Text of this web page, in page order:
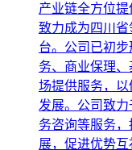
产业链全方位
致力成为四川
台。公司已初
务、商业保理
场提供服务，
发展。公司致
务咨询等服务
展，促进优势